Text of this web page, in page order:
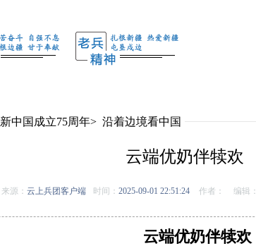
新中国成立75周年> 沿着边境看中国
云端优奶伴犊欢
来源： 云上兵团客户端 时间： 2025-09-01 22:51:24 作者： 编辑：
云端优奶伴犊欢